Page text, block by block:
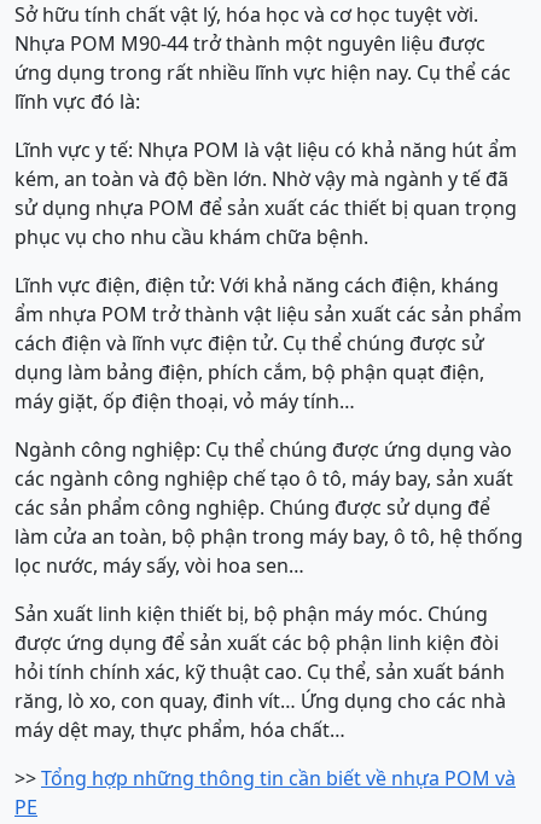
Sở hữu tính chất vật lý, hóa học và cơ học tuyệt vời.
Nhựa POM M90-44 trở thành một nguyên liệu được
ứng dụng trong rất nhiều lĩnh vực hiện nay. Cụ thể các
lĩnh vực đó là:
Lĩnh vực y tế: Nhựa POM là vật liệu có khả năng hút ẩm
kém, an toàn và độ bền lớn. Nhờ vậy mà ngành y tế đã
sử dụng nhựa POM để sản xuất các thiết bị quan trọng
phục vụ cho nhu cầu khám chữa bệnh.
Lĩnh vực điện, điện tử: Với khả năng cách điện, kháng
ẩm nhựa POM trở thành vật liệu sản xuất các sản phẩm
cách điện và lĩnh vực điện tử. Cụ thể chúng được sử
dụng làm bảng điện, phích cắm, bộ phận quạt điện,
máy giặt, ốp điện thoại, vỏ máy tính…
Ngành công nghiệp: Cụ thể chúng được ứng dụng vào
các ngành công nghiệp chế tạo ô tô, máy bay, sản xuất
các sản phẩm công nghiệp. Chúng được sử dụng để
làm cửa an toàn, bộ phận trong máy bay, ô tô, hệ thống
lọc nước, máy sấy, vòi hoa sen…
Sản xuất linh kiện thiết bị, bộ phận máy móc. Chúng
được ứng dụng để sản xuất các bộ phận linh kiện đòi
hỏi tính chính xác, kỹ thuật cao. Cụ thể, sản xuất bánh
răng, lò xo, con quay, đinh vít… Ứng dụng cho các nhà
máy dệt may, thực phẩm, hóa chất…
>>Tổng hợp những thông tin cần biết về nhựa POM và
PE